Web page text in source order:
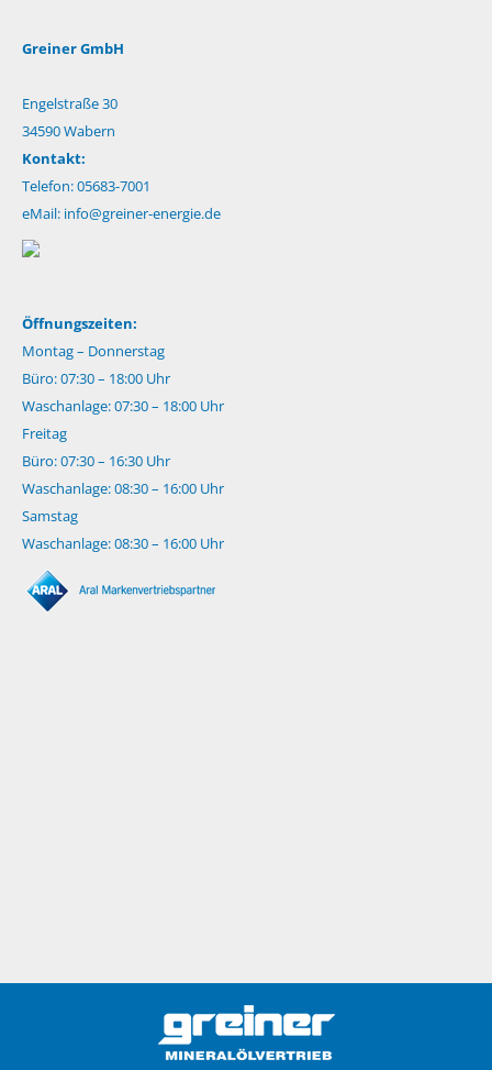
Greiner GmbH
Engelstraße 30
34590 Wabern
Kontakt:
Telefon: 05683-7001
eMail: info@greiner-energie.de
Öffnungszeiten:
Montag – Donnerstag
Büro: 07:30 – 18:00 Uhr
Waschanlage: 07:30 – 18:00 Uhr
Freitag
Büro: 07:30 – 16:30 Uhr
Waschanlage: 08:30 – 16:00 Uhr
Samstag
Waschanlage: 08:30 – 16:00 Uhr